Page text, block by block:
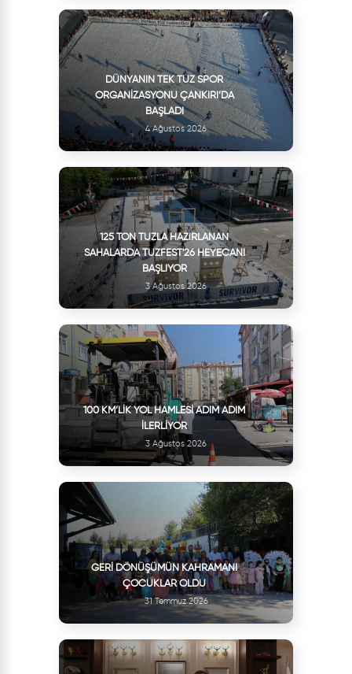
DÜNYANIN TEK TUZ SPOR
ORGANIZASYONU ÇANKIRI’DA
BAŞLADI
4 Ağustos 2026
125 TON TUZLA HAZIRLANAN
SAHALARDA TUZFEST'26 HEYECANI
BAŞLIYOR
3 Ağustos 2026
100 KM’LIK YOL HAMLESI ADIM ADIM
İLERLIYOR
3 Ağustos 2026
GERI DÖNÜŞÜMÜN KAHRAMANI
ÇOCUKLAR OLDU
31 Temmuz 2026